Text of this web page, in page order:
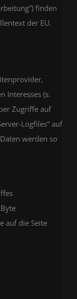
finden
der EU.
Interesses (s.
Zugriffe auf
Logfiles“ auf
werden so
auf die Seite